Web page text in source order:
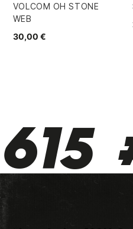
VOLCOM OH STONE
WEB
30,00 €